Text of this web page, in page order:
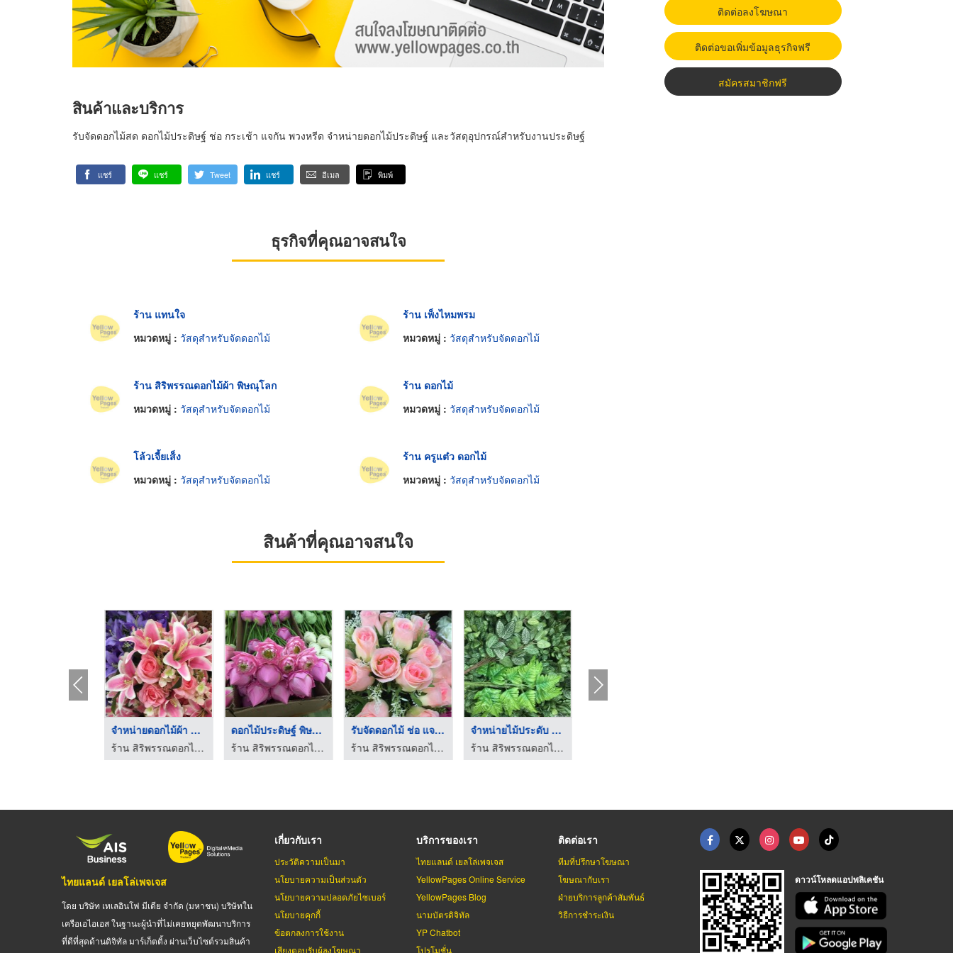
สินค้าและบริการ
รับจัดดอกไม้สด ดอกไม้ประดิษฐ์ ช่อ กระเช้า แจกัน พวงหรีด จำหน่ายดอกไม้ประดิษฐ์ และวัสดุอุปกรณ์สำหรับงานประดิษฐ์
แชร์ แชร์ Tweet แชร์ อีเมล พิมพ์
ธุรกิจที่คุณอาจสนใจ
ร้าน แทนใจ
หมวดหมู่ : วัสดุสำหรับจัดดอกไม้
ร้าน เพ็งไหมพรม
หมวดหมู่ : วัสดุสำหรับจัดดอกไม้
ร้าน สิริพรรณดอกไม้ผ้า พิษณุโลก
หมวดหมู่ : วัสดุสำหรับจัดดอกไม้
ร้าน ดอกไม้
หมวดหมู่ : วัสดุสำหรับจัดดอกไม้
โล้วเจี้ยเส็ง
หมวดหมู่ : วัสดุสำหรับจัดดอกไม้
ร้าน ครูแต๋ว ดอกไม้
หมวดหมู่ : วัสดุสำหรับจัดดอกไม้
สินค้าที่คุณอาจสนใจ
จำหน่ายดอกไม้ผ้า พิษ ...
ร้าน สิริพรรณดอกไม้ผ้า พิษณุโลก
ดอกไม้ประดิษฐ์ พิษณุ ...
ร้าน สิริพรรณดอกไม้ผ้า พิษณุโลก
รับจัดดอกไม้ ช่อ แจก ...
ร้าน สิริพรรณดอกไม้ผ้า พิษณุโลก
จำหน่ายไม้ประดับ พิษ ...
ร้าน สิริพรรณดอกไม้ผ้า พิษณุโลก
ติดต่อลงโฆษณา
ติดต่อขอเพิ่มข้อมูลธุรกิจฟรี
สมัครสมาชิกฟรี
ไทยแลนด์ เยลโล่เพจเจส
โดย บริษัท เทเลอินโฟ มีเดีย จำกัด (มหาชน) บริษัทใน
เครือเอไอเอส ในฐานะผู้นำที่ไม่เคยหยุดพัฒนาบริการ
ที่ดีที่สุดด้านดิจิทัล มาร์เก็ตติ้ง ผ่านเว็บไซต์รวมสินค้า
เกี่ยวกับเรา
ประวัติความเป็นมา
นโยบายความเป็นส่วนตัว
นโยบายความปลอดภัยไซเบอร์
นโยบายคุกกี้
ข้อตกลงการใช้งาน
เสียงตอบรับผู้ลงโฆษณา
บริการของเรา
ไทยแลนด์ เยลโล่เพจเจส
YellowPages Online Service
YellowPages Blog
นามบัตรดิจิทัล
YP Chatbot
โปรโมชั่น
ติดต่อเรา
ทีมที่ปรึกษาโฆษณา
โฆษณากับเรา
ฝ่ายบริการลูกค้าสัมพันธ์
วิธีการชำระเงิน
ดาวน์โหลดแอปพลิเคชัน